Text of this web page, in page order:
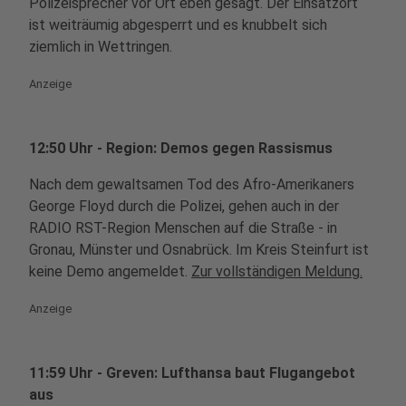
ist weiträumig abgesperrt und es knubbelt sich
ziemlich in Wettringen.
Anzeige
12:50 Uhr - Region: Demos gegen Rassismus
Nach dem gewaltsamen Tod des Afro-Amerikaners
George Floyd durch die Polizei, gehen auch in der
RADIO RST-Region Menschen auf die Straße - in
Gronau, Münster und Osnabrück. Im Kreis Steinfurt ist
keine Demo angemeldet. Zur vollständigen Meldung.
Anzeige
11:59 Uhr - Greven: Lufthansa baut Flugangebot
aus